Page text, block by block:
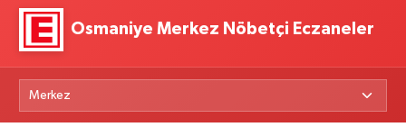
Osmaniye Merkez Nöbetçi Eczaneler